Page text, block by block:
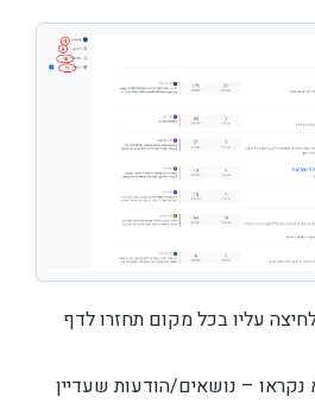
עליו בכל מקום תחזרו לדף
– נושאים/הודעות שעדיין